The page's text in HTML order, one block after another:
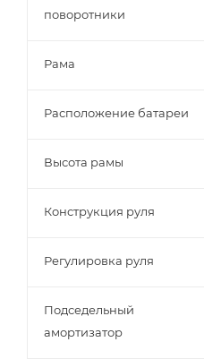
поворотники
Рама
Расположение батареи
Высота рамы
Конструкция руля
Регулировка руля
Подседельный
амортизатор